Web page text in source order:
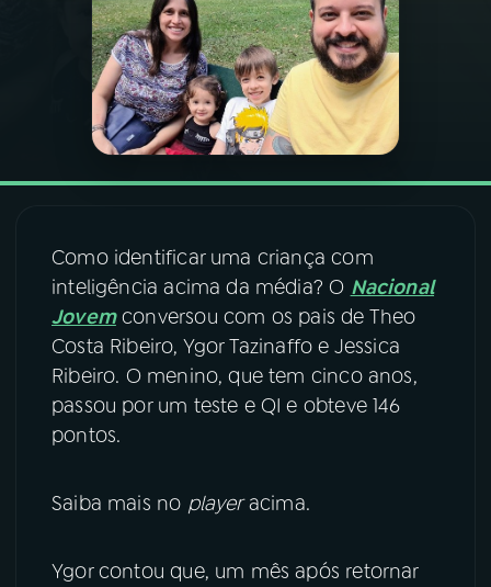
PROGRAMAS
PODCASTS
VIDEOCASTS
08 FESTIVAL DE MÚSICA
ACOMPANHE A RÁDIO NACIONAL
YouTube Facebook
Como identificar uma criança com
inteligência acima da média? O Nacional
Jovemconversou com os pais de Theo
Costa Ribeiro, Ygor Tazinaffo e Jessica
Ribeiro. O menino, que tem cinco anos,
passou por um teste e QI e obteve 146
pontos.
Saiba mais no playeracima.
Ygor contou que, um mês após retornar